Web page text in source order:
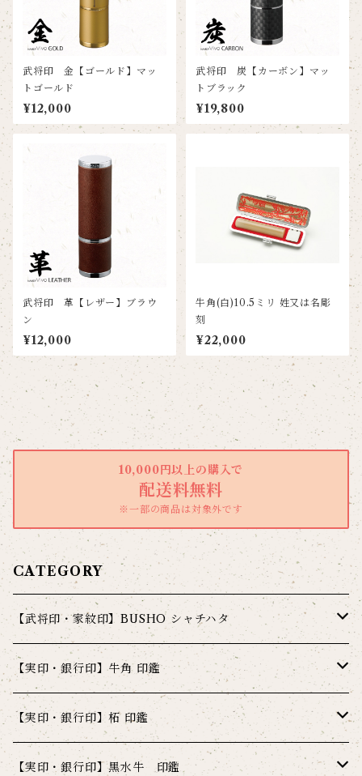
武将印 金【ゴールド】マッ
トゴールド
¥12,000
武将印 炭【カーボン】マッ
トブラック
¥19,800
武将印 革【レザー】ブラウ
ン
¥12,000
牛角(白)10.5ミリ 姓又は名彫
刻
¥22,000
10,000円以上の購入で
配送料無料
※一部の商品は対象外です
CATEGORY
【武将印・家紋印】BUSHO シャチハタ
シャチハタ 武将印 炭【カーボン】
シャチハタ 武将印 炭【カーボン】ミラーブラック
シャチハタ 武将印 炭【カーボン】マットブラック
シャチハタ 武将印 金【ゴールド】
シャチハタ 武将印 金【ゴールド】クリアゴールド
シャチハタ 武将印 革【レザー】
【実印・銀行印】牛角 印鑑
牛角 10.5ミリ 姓又は名彫刻
牛角 12ミリ 姓又は名彫刻
【実印・銀行印】柘 印鑑
柘 10.5ミリ 姓又は名彫刻
【実印・銀行印】黒水牛 印鑑